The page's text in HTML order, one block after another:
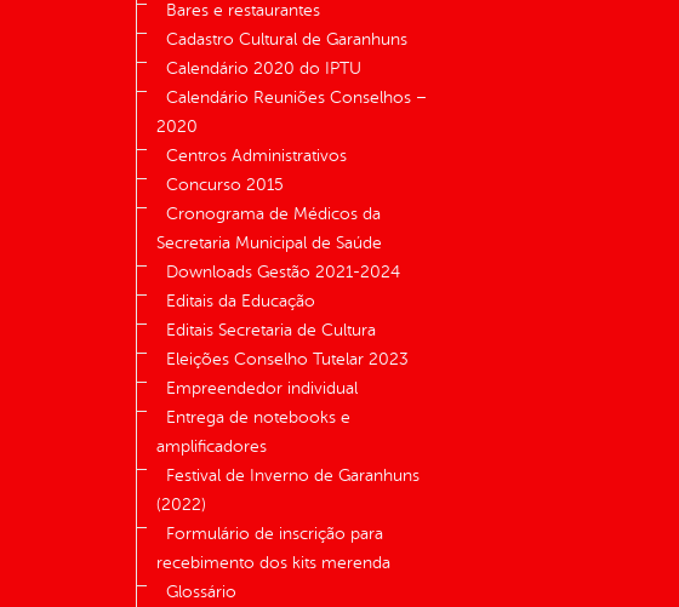
Bares e restaurantes
Cadastro Cultural de Garanhuns
Calendário 2020 do IPTU
Calendário Reuniões Conselhos –
2020
Centros Administrativos
Concurso 2015
Cronograma de Médicos da
Secretaria Municipal de Saúde
Downloads Gestão 2021-2024
Editais da Educação
Editais Secretaria de Cultura
Eleições Conselho Tutelar 2023
Empreendedor individual
Entrega de notebooks e
amplificadores
Festival de Inverno de Garanhuns
(2022)
Formulário de inscrição para
recebimento dos kits merenda
Glossário